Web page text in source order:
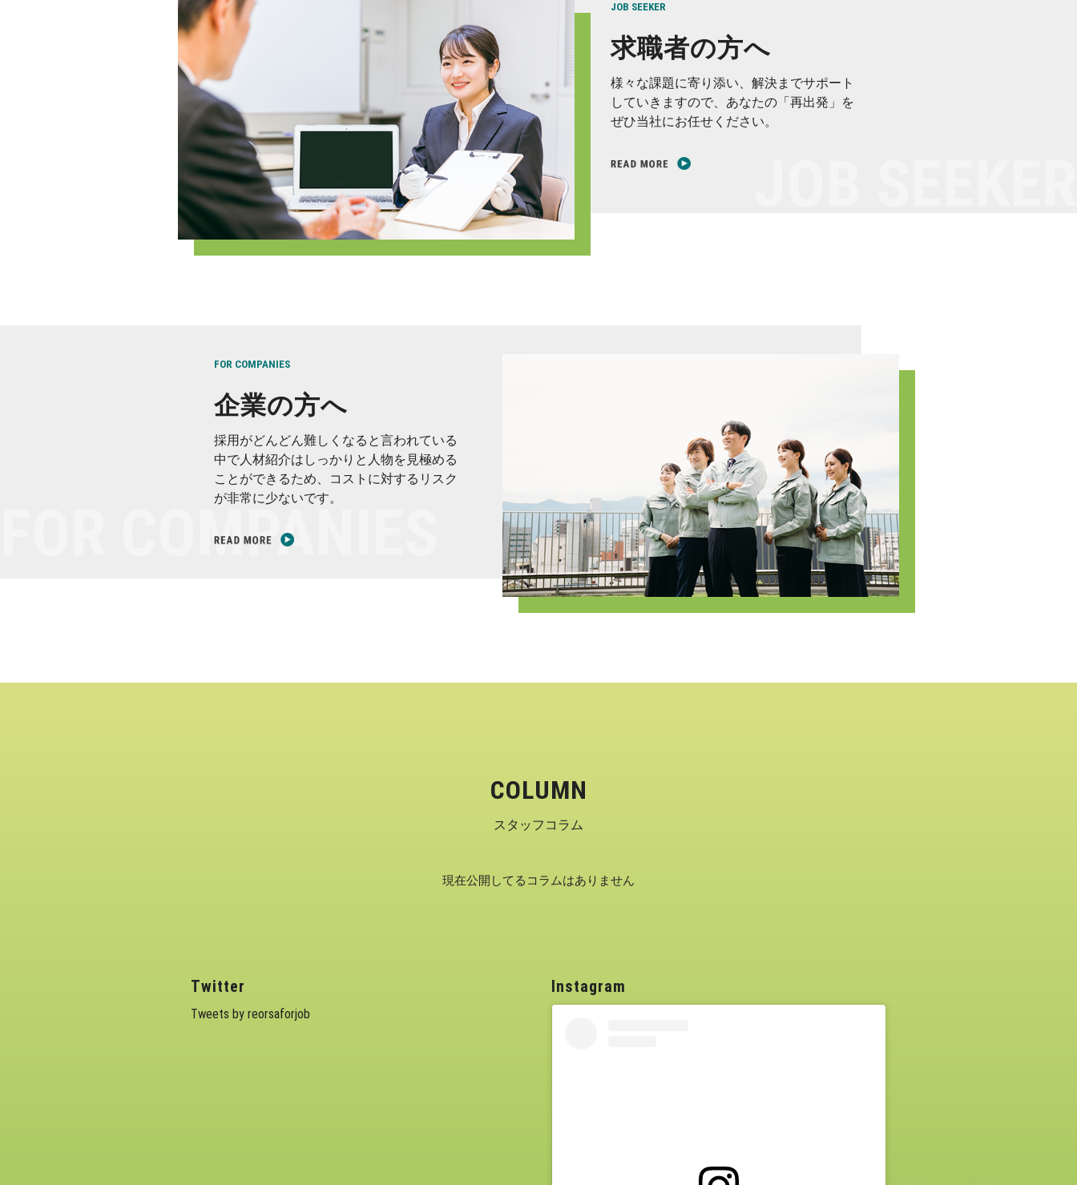
JOB SEEKER
求職者の方へ
様々な課題に寄り添い、解決までサポート
していきますので、あなたの「再出発」を
ぜひ当社にお任せください。
FOR COMPANIES
企業の方へ
採用がどんどん難しくなると言われている
中で人材紹介はしっかりと人物を見極める
ことができるため、コストに対するリスク
が非常に少ないです。
COLUMN
スタッフコラム
現在公開してるコラムはありません
Twitter
Tweets by reorsaforjob
Instagram